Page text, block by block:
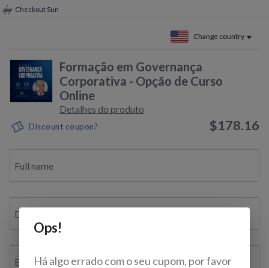
Checkout Sun
Change country
Formação em Governança
Corporativa - Opção de Curso
Online
Detalhes do produto
Discount coupon? $178.16
Full name
Document ID / VAT / TAX ID / Bil. de Identidade
E-mail
Ops!
Há algo errado com o seu cupom, por favor